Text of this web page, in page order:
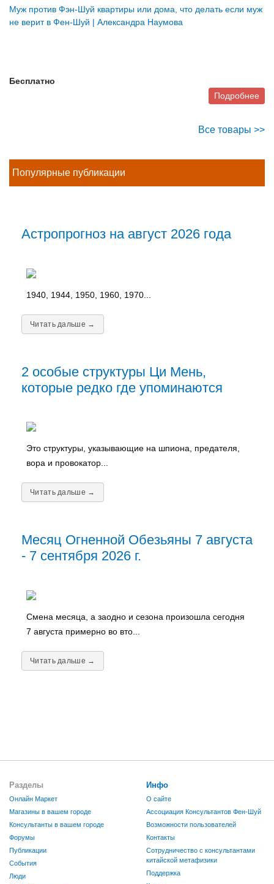
Муж против Фэн-Шуй квартиры или дома, что делать если муж
не верит в Фен-Шуй | Александра Наумова
Бесплатно
Подробнее
Все товары >>
Популярные публикации
Астропрогноз на август 2026 года
1940, 1944, 1950, 1960, 1970...
Читать дальше →
2 особые структуры Ци Мень,
которые редко где упоминаются
Это структуры, указывающие на шпиона, предателя,
вора и провокатор...
Читать дальше →
Месяц Огненной Обезьяны 7 августа
- 7 сентября 2026 г.
Смена месяца, а заодно и сезона произошла сегодня
7 августа примерно во вто...
Читать дальше →
Разделы
Онлайн Маркет
Магазины в вашем городе
Консультанты в вашем городе
Форумы
Публикации
События
Люди
Инфо
О сайте
Ассоциация Консультантов Фен-Шуй
Возможности пользователей
Контакты
Сотрудничество с консультантами
китайской метафизики
Поддержка